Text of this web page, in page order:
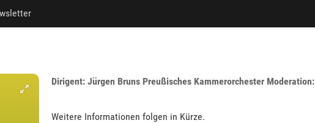
Dirigent: Jürgen Bruns Preußisches Kammerorchester Moderation:
Weitere Informationen folgen in Kürze.